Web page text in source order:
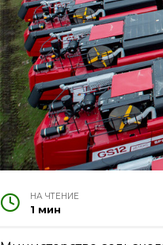
НА ЧТЕНИЕ
1 мин